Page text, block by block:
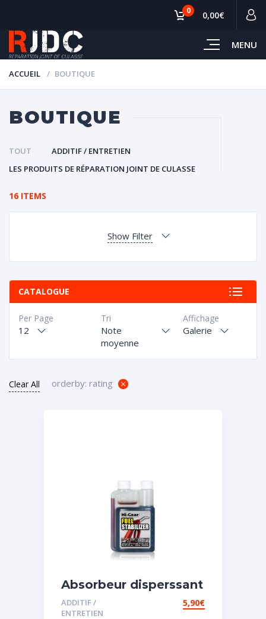
MENU
0 0,00€
ACCUEIL BOUTIQUE
BOUTIQUE
TOUT
ADDITIF / ENTRETIEN
LES PRODUITS DE RÉPARATION JOINT DE CULASSE
16 ITEMS
Show Filter
CATALOGUE
Affichage
Galerie
Tri
Note
moyenne
Per Page
12
Clear All orderby: rating
Absorbeur disperssant
d’eau pour carburant
ADDITIF /
ENTRETIEN
5,90€